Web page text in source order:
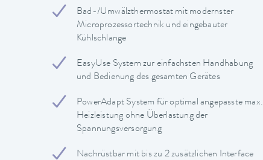
Bad-/Umwälzthermostat mit modernster
Microprozessortechnik und eingebauter
Kühlschlange
EasyUse System zur einfachsten Handhabung
und Bedienung des gesamten Gerätes
PowerAdapt System für optimal angepasste max.
Heizleistung ohne Überlastung der
Spannungsversorgung
Nachrüstbar mit bis zu 2 zusätzlichen Interface